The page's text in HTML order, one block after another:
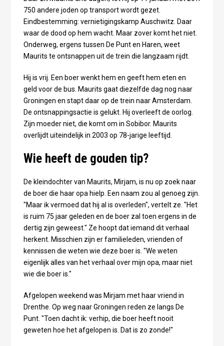
750 andere joden op transport wordt gezet.
Eindbestemming: vernietigingskamp Auschwitz. Daar
waar de dood op hem wacht. Maar zover komt het niet.
Onderweg, ergens tussen De Punt en Haren, weet
Maurits te ontsnappen uit de trein die langzaam rijdt.
Hij is vrij. Een boer wenkt hem en geeft hem eten en
geld voor de bus. Maurits gaat diezelfde dag nog naar
Groningen en stapt daar op de trein naar Amsterdam.
De ontsnappingsactie is gelukt. Hij overleeft de oorlog.
Zijn moeder niet, die komt om in Sobibor. Maurits
overlijdt uiteindelijk in 2003 op 78-jarige leeftijd.
Wie heeft de gouden tip?
De kleindochter van Maurits, Mirjam, is nu op zoek naar
de boer die haar opa hielp. Een naam zou al genoeg zijn.
"Maar ik vermoed dat hij al is overleden", vertelt ze. "Het
is ruim 75 jaar geleden en de boer zal toen ergens in de
dertig zijn geweest." Ze hoopt dat iemand dit verhaal
herkent. Misschien zijn er familieleden, vrienden of
kennissen die weten wie deze boer is. "We weten
eigenlijk alles van het verhaal over mijn opa, maar niet
wie die boer is."
Afgelopen weekend was Mirjam met haar vriend in
Drenthe. Op weg naar Groningen reden ze langs De
Punt. "Toen dacht ik: verhip, die boer heeft nooit
geweten hoe het afgelopen is. Dat is zo zonde!"